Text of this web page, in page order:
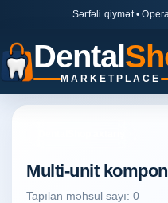
Sərfəli qiymət •
Dental
MARKETPLACE
Multi-unit
Tapılan məhsul sayı: 0